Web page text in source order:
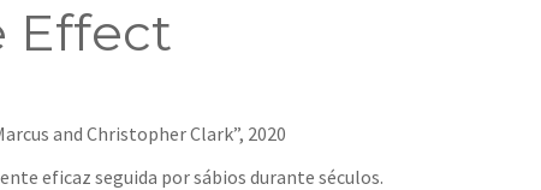
Effect
and Christopher Clark”, 2020
eficaz seguida por sábios durante séculos.